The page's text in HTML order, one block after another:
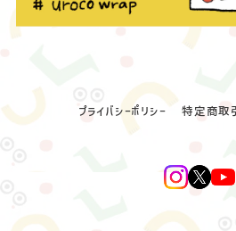
プライバシーポリシー 特定商取